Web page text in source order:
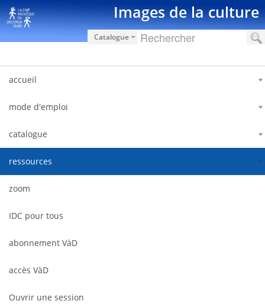
Saut au contenu Images de la culture
Catalogue
accueil
mode d'emploi
catalogue
ressources
zoom
IDC pour tous
abonnement VàD
accès VàD
Ouvrir une session